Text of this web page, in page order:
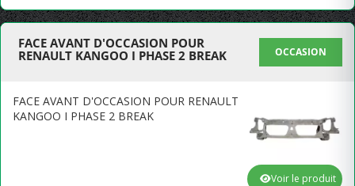
FACE AVANT D'OCCASION POUR
RENAULT KANGOO I PHASE 2 BREAK
OCCASION
FACE AVANT D'OCCASION POUR RENAULT
KANGOO I PHASE 2 BREAK
Voir le produit